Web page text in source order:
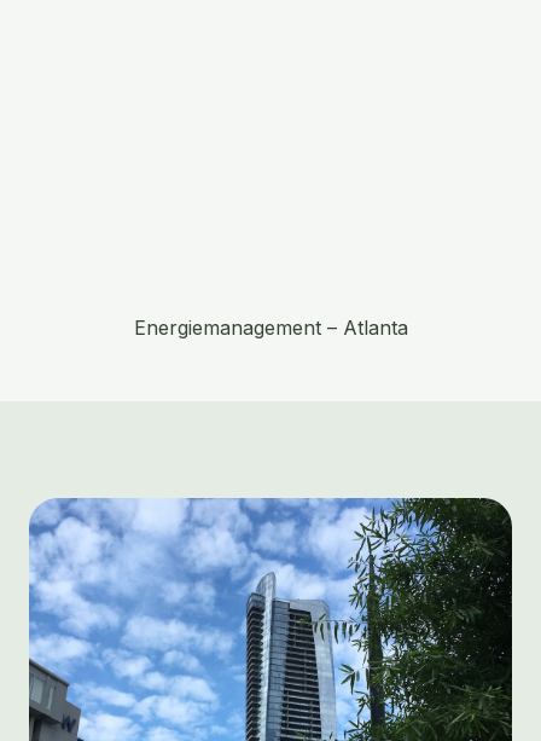
Energiemanagement – ​​Atlanta